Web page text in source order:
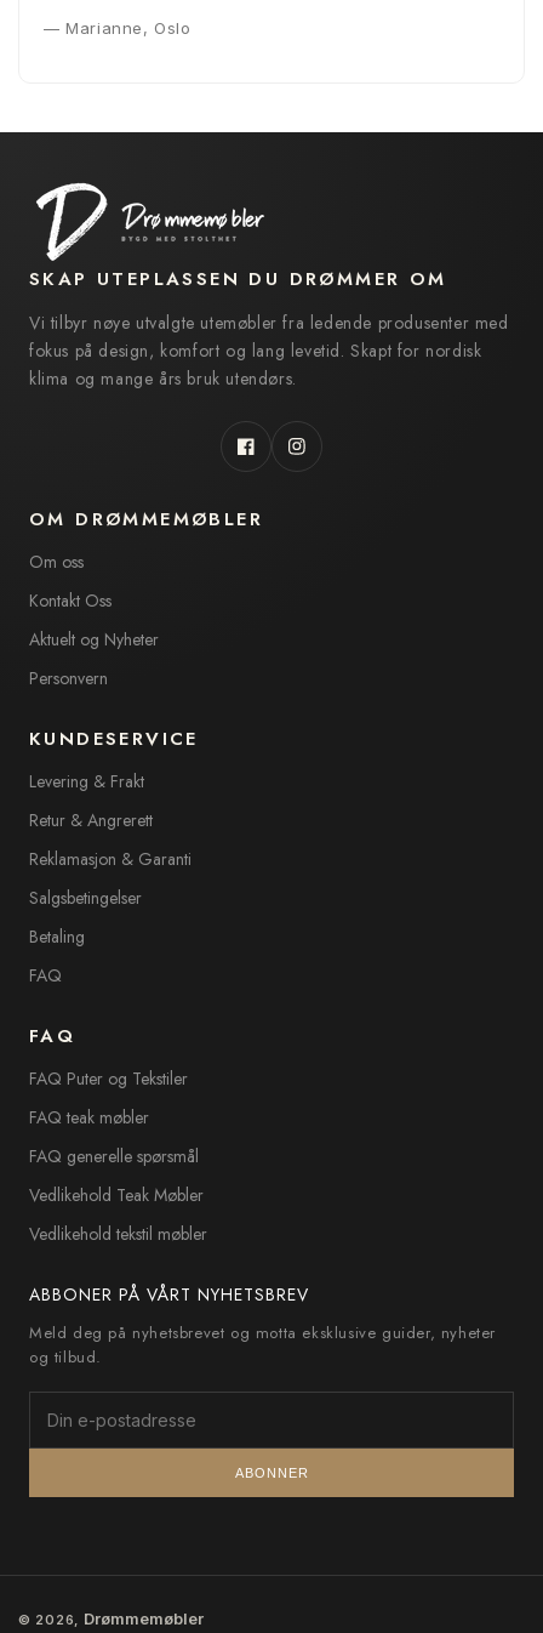
— Marianne, Oslo
SKAP UTEPLASSEN DU DRØMMER OM
Vi tilbyr nøye utvalgte utemøbler fra ledende produsenter med
fokus på design, komfort og lang levetid. Skapt for nordisk
klima og mange års bruk utendørs.
FacebookInstagram
OM DRØMMEMØBLER
Om oss
Kontakt Oss
Aktuelt og Nyheter
Personvern
KUNDESERVICE
Levering & Frakt
Retur & Angrerett
Reklamasjon & Garanti
Salgsbetingelser
Betaling
FAQ
FAQ
FAQ Puter og Tekstiler
FAQ teak møbler
FAQ generelle spørsmål
Vedlikehold Teak Møbler
Vedlikehold tekstil møbler
ABBONER PÅ VÅRT NYHETSBREV
Meld deg på nyhetsbrevet og motta eksklusive guider, nyheter
og tilbud.
ABONNER
© 2026, Drømmemøbler